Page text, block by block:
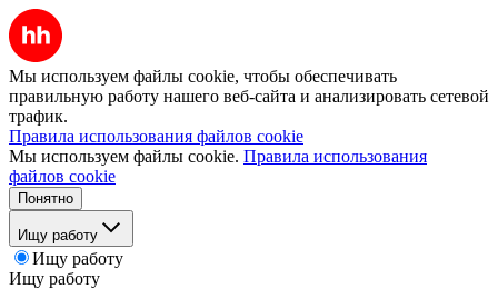
Мы используем файлы cookie, чтобы обеспечивать
правильную работу нашего веб-сайта и анализировать сетевой
трафик.
Правила использования файлов cookie
Мы используем файлы cookie. Правила использования
файлов cookie
Понятно
Ищу работу
Ищу работу
Ищу работу